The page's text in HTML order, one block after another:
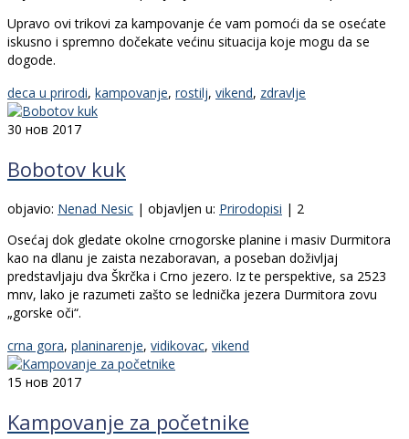
Upravo ovi trikovi za kampovanje će vam pomoći da se osećate
iskusno i spremno dočekate većinu situacija koje mogu da se
dogode.
deca u prirodi, kampovanje, rostilj, vikend, zdravlje
30 нов 2017
Bobotov kuk
objavio: Nenad Nesic | objavljen u: Prirodopisi | 2
Osećaj dok gledate okolne crnogorske planine i masiv Durmitora
kao na dlanu je zaista nezaboravan, a poseban doživljaj
predstavljaju dva Škrčka i Crno jezero. Iz te perspektive, sa 2523
mnv, lako je razumeti zašto se lednička jezera Durmitora zovu
„gorske oči“.
crna gora, planinarenje, vidikovac, vikend
15 нов 2017
Kampovanje za početnike